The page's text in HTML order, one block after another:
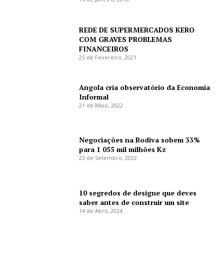
REDE DE SUPERMERCADOS KERO
COM GRAVES PROBLEMAS
FINANCEIROS
25 de Fevereiro, 2021
Angola cria observatório da Economia
Informal
21 de Maio, 2022
Negociações na Bodiva sobem 33%
para 1 055 mil milhões Kz
23 de Setembro, 2022
10 segredos de designe que deves
saber antes de construir um site
14 de Abril, 2024